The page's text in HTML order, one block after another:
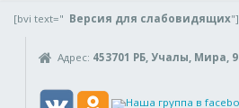
[bvi text=" Версия для слабовидящих"]
Адрес: 453701 РБ, Учалы, Мира, 9